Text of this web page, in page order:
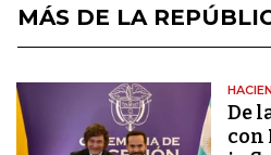
MÁS DE LA
De
con